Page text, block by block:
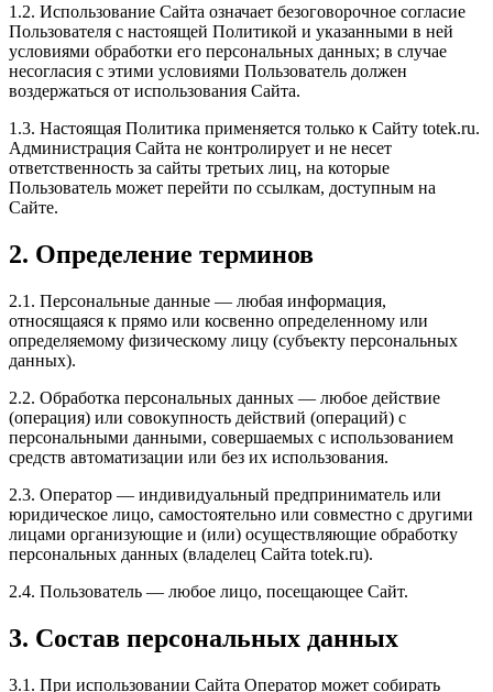
1.2. Использование Сайта означает безоговорочное согласие
Пользователя с настоящей Политикой и указанными в ней
условиями обработки его персональных данных; в случае
несогласия с этими условиями Пользователь должен
воздержаться от использования Сайта.
1.3. Настоящая Политика применяется только к Сайту totek.ru.
Администрация Сайта не контролирует и не несет
ответственность за сайты третьих лиц, на которые
Пользователь может перейти по ссылкам, доступным на
Сайте.
2. Определение терминов
2.1. Персональные данные — любая информация,
относящаяся к прямо или косвенно определенному или
определяемому физическому лицу (субъекту персональных
данных).
2.2. Обработка персональных данных — любое действие
(операция) или совокупность действий (операций) с
персональными данными, совершаемых с использованием
средств автоматизации или без их использования.
2.3. Оператор — индивидуальный предприниматель или
юридическое лицо, самостоятельно или совместно с другими
лицами организующие и (или) осуществляющие обработку
персональных данных (владелец Сайта totek.ru).
2.4. Пользователь — любое лицо, посещающее Сайт.
3. Состав персональных данных
3.1. При использовании Сайта Оператор может собирать